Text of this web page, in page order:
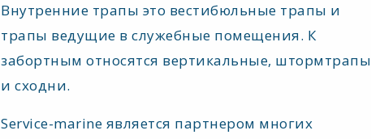
Внутренние трапы это вестибюльные трапы и
трапы ведущие в служебные помещения. К
забортным относятся вертикальные, штормтрапы
и сходни.
Service-marine является партнером многих